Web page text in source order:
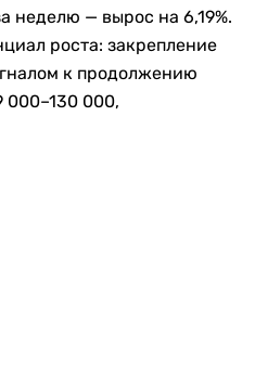
неделю — вырос на 6,19%.
роста: закрепление
к продолжению
000–130 000,